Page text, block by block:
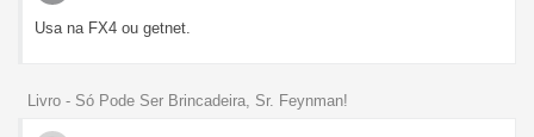
Usa na FX4 ou getnet.
Livro - Só Pode Ser Brincadeira, Sr. Feynman!